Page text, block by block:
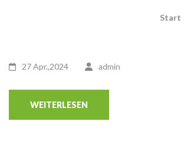
Start
27 Apr.,2024 admin
WEITERLESEN